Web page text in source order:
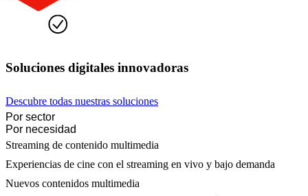
Soluciones digitales innovadoras
Descubre todas nuestras soluciones
Por sector
Por necesidad
Streaming de contenido multimedia
Experiencias de cine con el streaming en vivo y bajo demanda
Nuevos contenidos multimedia